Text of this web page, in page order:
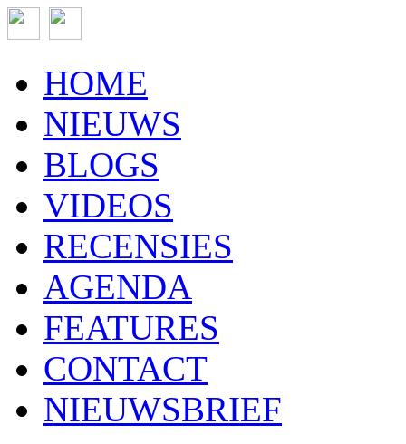
HOME
NIEUWS
BLOGS
VIDEOS
RECENSIES
AGENDA
FEATURES
CONTACT
NIEUWSBRIEF